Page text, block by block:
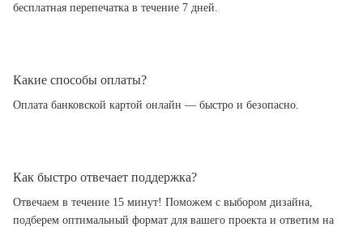
бесплатная перепечатка в течение 7 дней.
Какие способы оплаты?
Оплата банковской картой онлайн — быстро и безопасно.
Как быстро отвечает поддержка?
Отвечаем в течение 15 минут! Поможем с выбором дизайна,
подберем оптимальный формат для вашего проекта и ответим на